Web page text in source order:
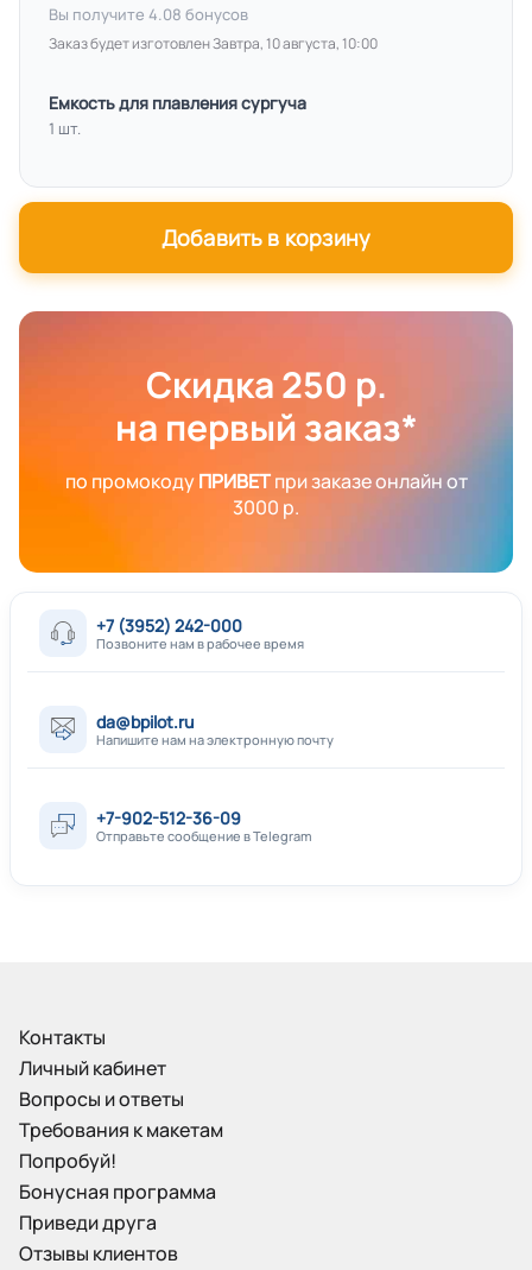
Вы получите 4.08 бонусов
Заказ будет изготовлен Завтра, 10 августа, 10:00
Емкость для плавления сургуча
1 шт.
Добавить в корзину
Скидка 250 р.
на первый заказ*
по промокодуПРИВЕТпри заказе онлайн от
3000 р.
+7 (3952) 242-000
Позвоните нам в рабочее время
da@bpilot.ru
Напишите нам на электронную почту
+7-902-512-36-09
Отправьте сообщение в Telegram
Контакты
Личный кабинет
Вопросы и ответы
Требования к макетам
Попробуй!
Бонусная программа
Приведи друга
Отзывы клиентов